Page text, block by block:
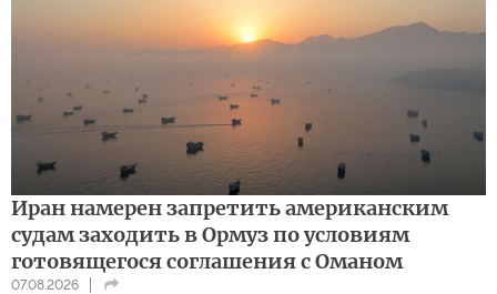
Иран намерен запретить американским
судам заходить в Ормуз по условиям
готовящегося соглашения с Оманом
07.08.2026